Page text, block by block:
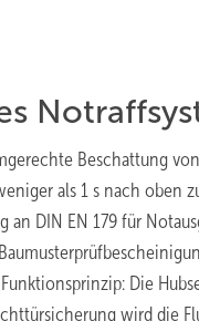
Beschattung
als 1 s nach oben
DIN EN 179 für
Die
wird die